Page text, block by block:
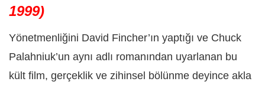
1999)
Yönetmenliğini David Fincher’ın yaptığı ve Chuck
Palahniuk’un aynı adlı romanından uyarlanan bu
kült film, gerçeklik ve zihinsel bölünme deyince akla